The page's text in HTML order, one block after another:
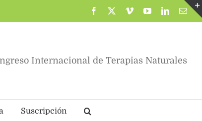
Facebook VimeoYouTubeLinkedIn
Internacional de Terapias Naturales
Suscripción